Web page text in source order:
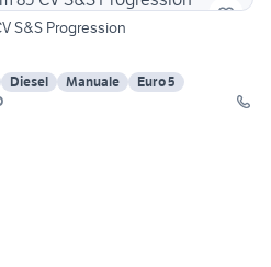
S&S Progression
Diesel Manuale
Euro 5